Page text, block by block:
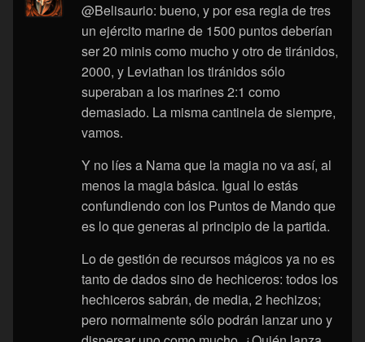
@Belisaurio: bueno, y por esa regla de tres
un ejército marine de 1500 puntos deberían
ser 20 minis como mucho y otro de tiránidos,
2000, y Leviathan los tiránidos sólo
superaban a los marines 2:1 como
demasiado. La misma cantinela de siempre,
vamos.
Y no líes a Nama que la magia no va así, al
menos la magia básica. Igual lo estás
confundiendo con los Puntos de Mando que
es lo que generas al principio de la partida.
Lo de gestión de recursos mágicos ya no es
tanto de dados sino de hechiceros: todos los
hechiceros sabrán, de media, 2 hechizos;
pero normalmente sólo podrán lanzar uno y